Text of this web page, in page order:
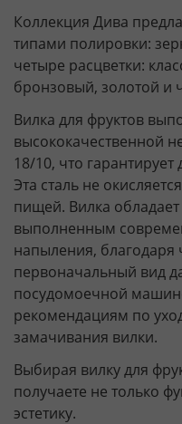
Коллекция Дива
типами полировки:
четыре расцветки:
бронзовый, золотой и
Вилка для фруктов
высококачественной
18/10, что
Эта сталь не
пищей. Вилка
выполненным
напыления, благодаря
первоначальный вид
посудомоечной
рекомендациям по
замачивания вилки.
Выбирая вилку для
получаете не только
эстетику.